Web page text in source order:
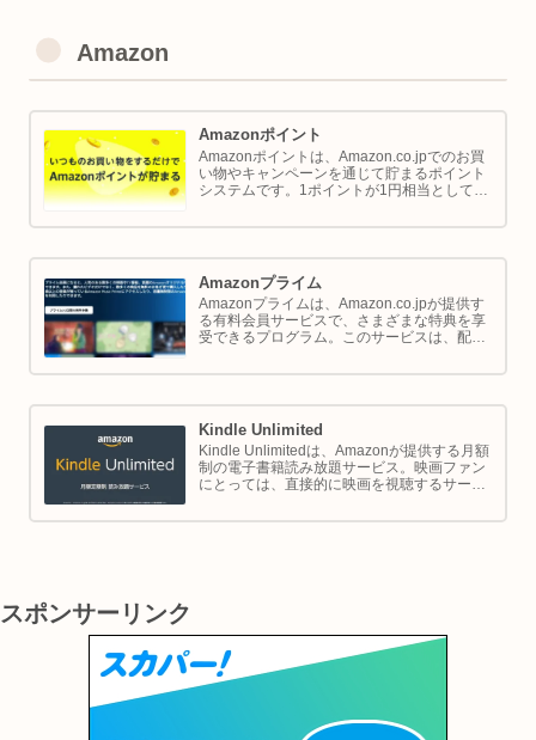
Amazon
Amazonポイント
Amazonポイントは、Amazon.co.jpでのお買
い物やキャンペーンを通じて貯まるポイント
システムです。1ポイントが1円相当として、
では Amazon ポイントの使い方と貯め方を解
Amazonプライム
Amazonプライムは、Amazon.co.jpが提供す
る有料会員サービスで、さまざまな特典を享
受できるプログラム。このサービスは、配送
実、さらには限定割引までをカバーし、日常
Kindle Unlimited
Kindle Unlimitedは、Amazonが提供する月額
制の電子書籍読み放題サービス。映画ファン
にとっては、直接的に映画を視聴するサービ
理解し、楽しむための間接的なツールとして
スポンサーリンク